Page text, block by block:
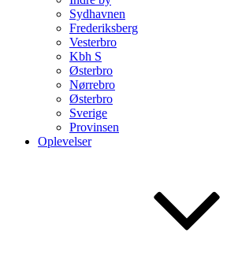
Sydhavnen
Frederiksberg
Vesterbro
Kbh S
Østerbro
Nørrebro
Østerbro
Sverige
Provinsen
Oplevelser